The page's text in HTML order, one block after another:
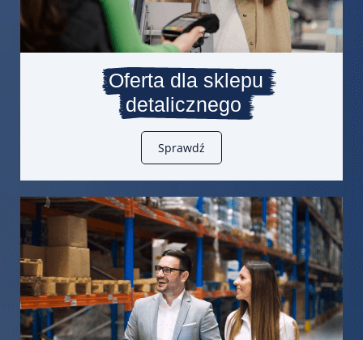
Oferta dla sklepu
detalicznego
Sprawdź